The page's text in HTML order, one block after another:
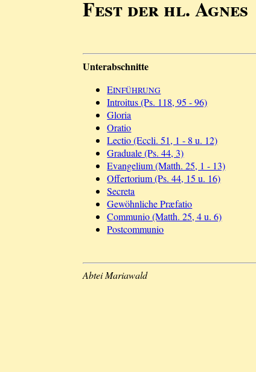
Fest der hl. Agnes
Unterabschnitte
EINFÜHRUNG
Introitus (Ps. 118, 95 - 96)
Gloria
Oratio
Lectio (Eccli. 51, 1 - 8 u. 12)
Graduale (Ps. 44, 3)
Evangelium (Matth. 25, 1 - 13)
Offertorium (Ps. 44, 15 u. 16)
Secreta
Gewöhnliche Præfatio
Communio (Matth. 25, 4 u. 6)
Postcommunio
Abtei Mariawald